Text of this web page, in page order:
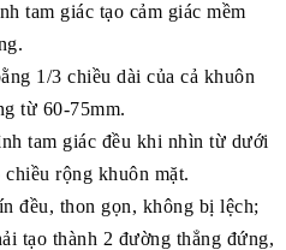
tam giác tạo cảm giác mềm
1/3 chiều dài của cả khuôn
từ 60-75mm.
tam giác đều khi nhìn từ dưới
rộng khuôn mặt.
đều, thon gọn, không bị lệch;
tạo thành 2 đường thẳng đứng,